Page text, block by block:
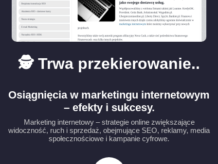
🕵️ Trwa przekierowanie..
Osiągnięcia w marketingu internetowym
– efekty i sukcesy.
Marketing internetowy – strategie online zwiększające
widoczność, ruch i sprzedaż, obejmujące SEO, reklamy, media
społecznościowe i kampanie cyfrowe.